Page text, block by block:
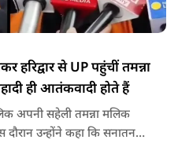
से UP पहुंचीं तमन्ना
ही आतंकवादी होते हैं
अपनी सहेली तमन्ना मलिक
उन्होंने कहा कि सनातन